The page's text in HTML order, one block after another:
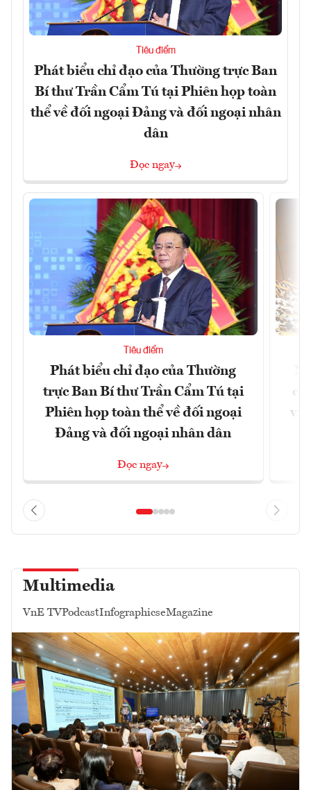
Tiêu điểm
Phát biểu chỉ đạo của Thường trực Ban
Bí thư Trần Cẩm Tú tại Phiên họp toàn
thể về đối ngoại Đảng và đối ngoại nhân
dân
Đọc ngay
Tiêu điểm
Phát biểu chỉ đạo của Thường
trực Ban Bí thư Trần Cẩm Tú tại
Phiên họp toàn thể về đối ngoại
Đảng và đối ngoại nhân dân
Đọc ngay
và
Multimedia
VnE TVPodcastInfographicseMagazine